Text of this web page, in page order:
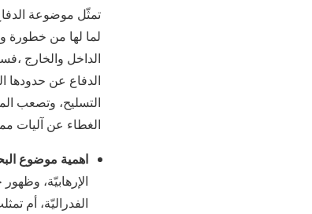
تمثّل موضوعة
لما لها من خطورة
الداخل والخارج
الدفاع عن حدودها
التسليح، وتصعب
الغطاء عن آليات
اهمية موضوع
الإرهابيّة،
الفدراليّة، أم